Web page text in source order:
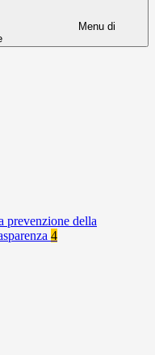
Menu di
prevenzione della
4